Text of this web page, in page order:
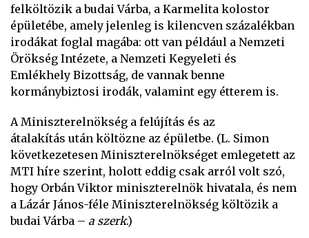
felköltözik a budai Várba, a Karmelita kolostor
épületébe, amely jelenleg is kilencven százalékban
irodákat foglal magába: ott van például a Nemzeti
Örökség Intézete, a Nemzeti Kegyeleti és
Emlékhely Bizottság, de vannak benne
kormánybiztosi irodák, valamint egy étterem is.
A Miniszterelnökség a felújítás és az
átalakítás után költözne az épületbe. (L. Simon
következetesen Miniszterelnökséget emlegetett az
MTI híre szerint, holott eddig csak arról volt szó,
hogy Orbán Viktor miniszterelnök hivatala, és nem
a Lázár János-féle Miniszterelnökség költözik a
budai Várba – a szerk.)